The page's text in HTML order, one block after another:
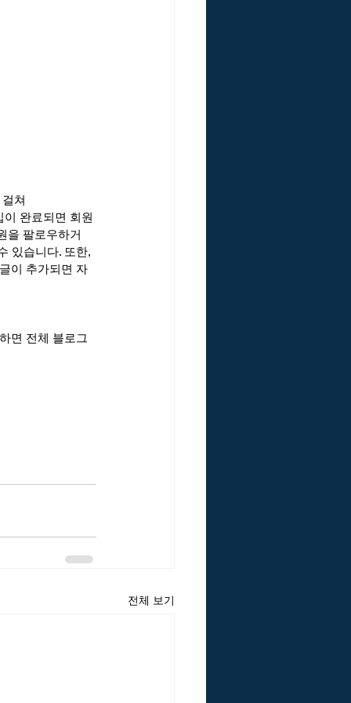
쳐
이 완료되면 회원
을 팔로우하거
있습니다. 또한,
이 추가되면 자
면 전체 블로그
전체 보기